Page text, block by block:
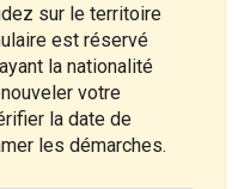
sur le territoire
est réservé
la nationalité
votre
la date de
les démarches.